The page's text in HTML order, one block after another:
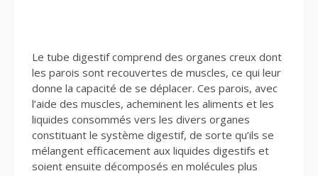
Le tube digestif comprend des organes creux dont
les parois sont recouvertes de muscles, ce qui leur
donne la capacité de se déplacer. Ces parois, avec
l’aide des muscles, acheminent les aliments et les
liquides consommés vers les divers organes
constituant le système digestif, de sorte qu’ils se
mélangent efficacement aux liquides digestifs et
soient ensuite décomposés en molécules plus